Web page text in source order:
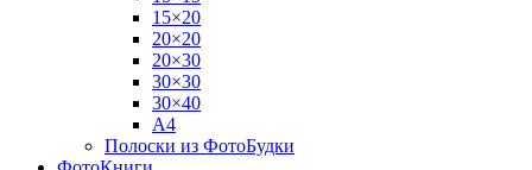
15×20
20×20
20×30
30×30
30×40
A4
Полоски из ФотоБудки